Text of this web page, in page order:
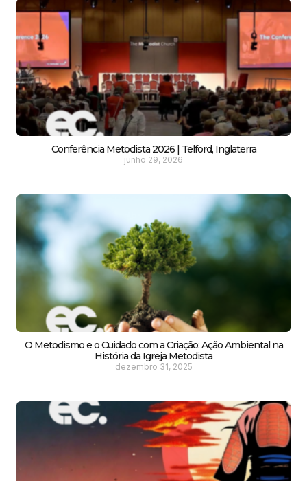
Conferência Metodista 2026 | Telford, Inglaterra
junho 29, 2026
O Metodismo e o Cuidado com a Criação: Ação Ambiental na
História da Igreja Metodista
dezembro 31, 2025